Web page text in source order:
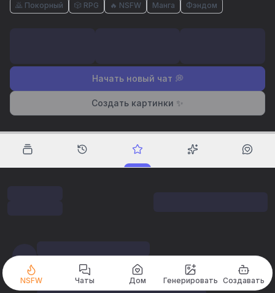
🙇 Покорный
🎲 RPG 🔥 NSFW Манга Фэндом
Начать новый чат 💭
Создать картинки ✨
NSFW Чаты Дом Генерировать Создавать